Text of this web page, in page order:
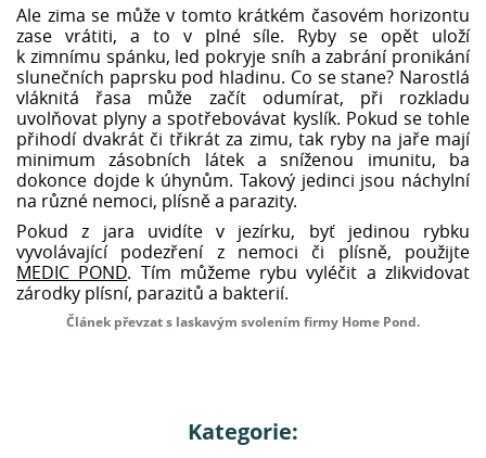
Ale zima se může v tomto krátkém časovém horizontu
zase vrátiti, a to v plné síle. Ryby se opět uloží
k zimnímu spánku, led pokryje sníh a zabrání pronikání
slunečních paprsku pod hladinu. Co se stane? Narostlá
vláknitá řasa může začít odumírat, při rozkladu
uvolňovat plyny a spotřebovávat kyslík. Pokud se tohle
přihodí dvakrát či třikrát za zimu, tak ryby na jaře mají
minimum zásobních látek a sníženou imunitu, ba
dokonce dojde k úhynům. Takový jedinci jsou náchylní
na různé nemoci, plísně a parazity.
Pokud z jara uvidíte v jezírku, byť jedinou rybku
vyvolávající podezření z nemoci či plísně, použijte
MEDIC POND. Tím můžeme rybu vyléčit a zlikvidovat
zárodky plísní, parazitů a bakterií.
Článek převzat s laskavým svolením firmy Home Pond.
Kategorie: